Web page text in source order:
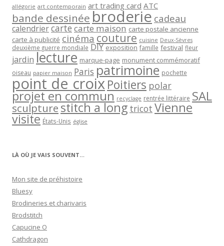
allégorie art contemporain art trading card ATC
bande dessinée broderie cadeau
calendriercartecarte maison carte postale ancienne
carte à publicité cinéma couture cuisine Deux-Sèvres
deuxième guerre mondiale DIY exposition famille festival fleur
jardin lecture marque-page monument commémoratif
oiseau papier maison Paris patrimoine pochette
point de croixPoitiers polar
projet en commun recyclage rentrée littéraire SAL
sculpturestitch a long tricot Vienne
visite États-Unis église
LÀ OÙ JE VAIS SOUVENT…
Mon site de préhistoire
Bluesy
Brodineries et charivaris
Brodstitch
Capucine O
Cathdragon